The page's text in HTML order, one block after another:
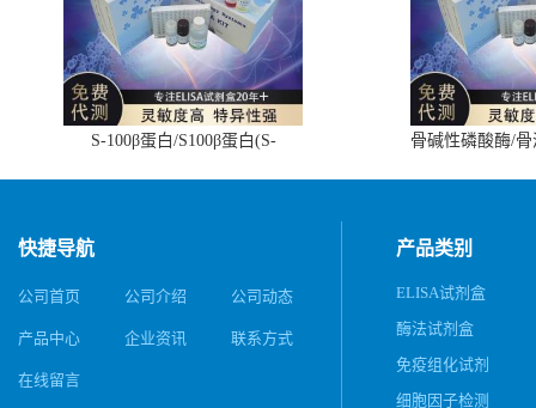
S-100β蛋白/S100β蛋白(S-
骨碱性磷酸酶/
快捷导航
公司首页 公司介绍 公司动态
产品中心 企业资讯 联系方式
在线留言
产品类别
ELISA试剂盒
酶法试剂盒
免疫组化试剂
细胞因子检测